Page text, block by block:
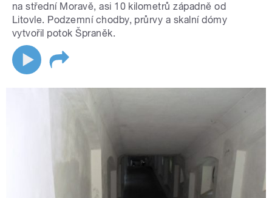
na střední Moravě, asi 10 kilometrů západně od
Litovle. Podzemní chodby, průrvy a skalní dómy
vytvořil potok Špraněk.